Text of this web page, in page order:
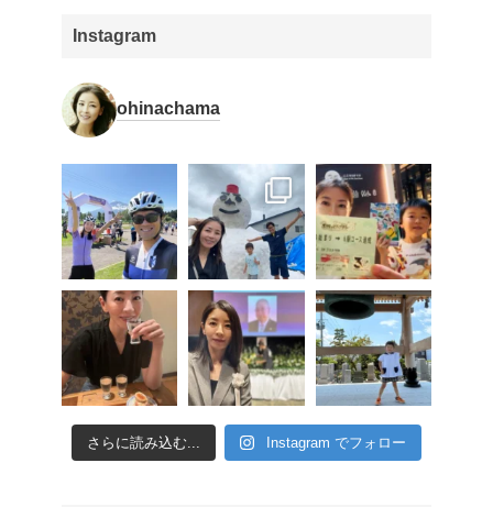
Instagram
ohinachama
さらに読み込む... Instagram でフォロー